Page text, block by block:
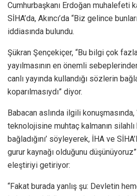
Cumhurbaşkanı Erdoğan muhalefeti
SİHA’da, Akıncı’da “Biz gelince
iddiasında bulundu.
Şükran Şençekiçer, “Bu bilgi çok
yayılmasının en önemli
canlı yayında kullandığı sözlerin
koparılmasıydı” diyor.
Babacan aslında ilgili
teknolojisine muhtaç kalmanın
bağladığını’ söyleyerek, İHA ve
gurur kaynağı olduğunu
eleştiriyi getiriyor:
“Fakat burada yanlış şu: Devletin